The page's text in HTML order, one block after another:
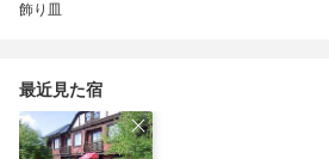
飾り皿
最近見た宿